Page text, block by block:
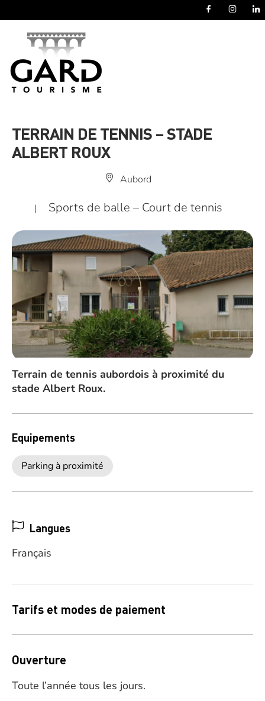
TERRAIN DE TENNIS – STADE
ALBERT ROUX
Aubord
| Sports de balle – Court de tennis
Terrain de tennis aubordois à proximité du
stade Albert Roux.
Equipements
Parking à proximité
Langues
Français
Tarifs et modes de paiement
Ouverture
Toute l’année tous les jours.